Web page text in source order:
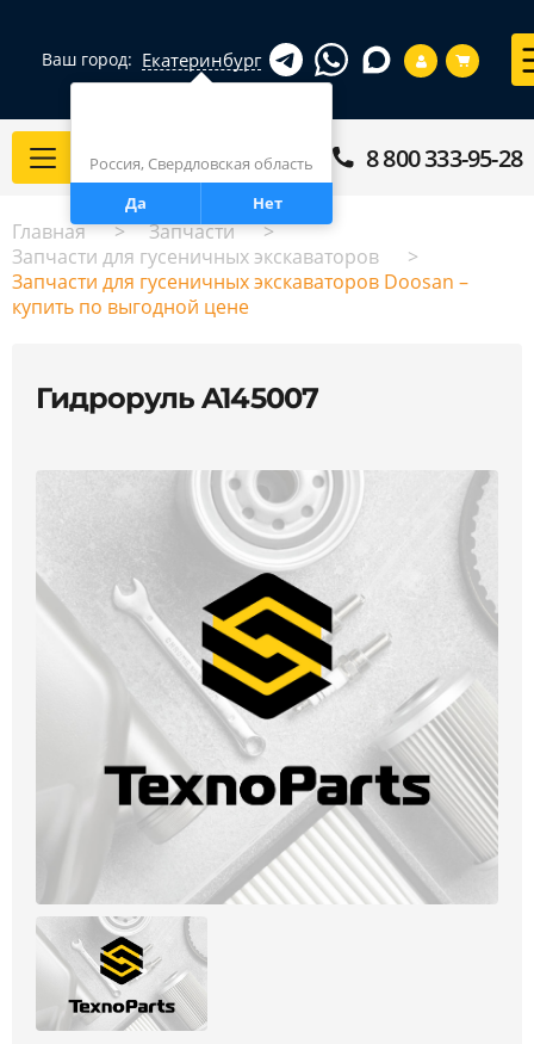
Ваш город: Екатеринбург
Россия, Свердловская область
Да
Нет
Каталог 8 800 333-95-28
Главная
Запчасти
Запчасти для гусеничных экскаваторов
Запчасти для гусеничных экскаваторов Doosan –
купить по выгодной цене
Гидроруль A145007